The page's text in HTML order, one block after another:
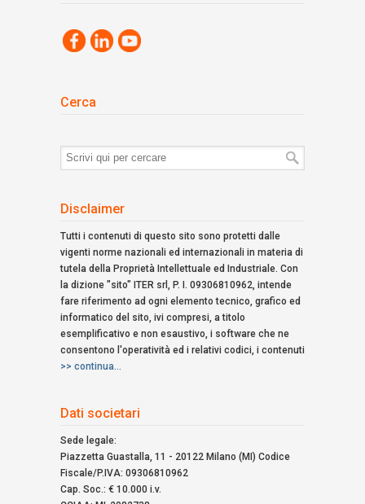
Cerca
Termini
ricerca:
Disclaimer
Tutti i contenuti di questo sito sono protetti dalle
vigenti norme nazionali ed internazionali in materia di
tutela della Proprietà Intellettuale ed Industriale. Con
la dizione "sito" ITER srl, P. I. 09306810962, intende
fare riferimento ad ogni elemento tecnico, grafico ed
informatico del sito, ivi compresi, a titolo
esemplificativo e non esaustivo, i software che ne
consentono l'operatività ed i relativi codici, i contenuti
>> continua...
Dati societari
Sede legale:
Piazzetta Guastalla, 11 - 20122 Milano (MI) Codice
Fiscale/P.IVA: 09306810962
Cap. Soc.: € 10.000 i.v.